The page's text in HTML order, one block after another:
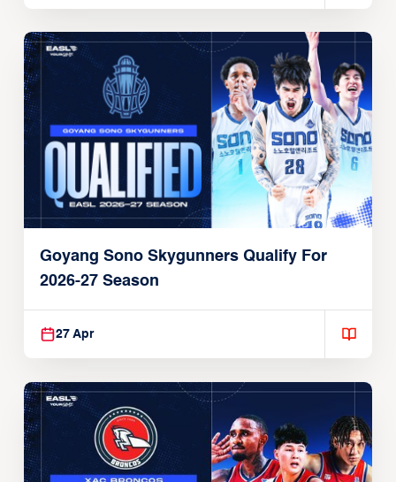
Goyang Sono Skygunners Qualify For
2026-27 Season
27 Apr